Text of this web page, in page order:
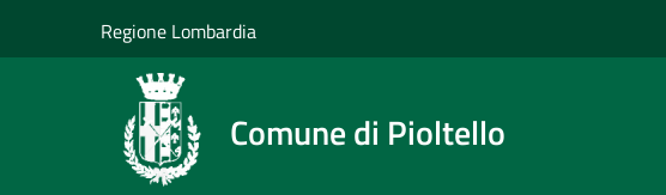
Regione Lombardia
Comune di Pioltello